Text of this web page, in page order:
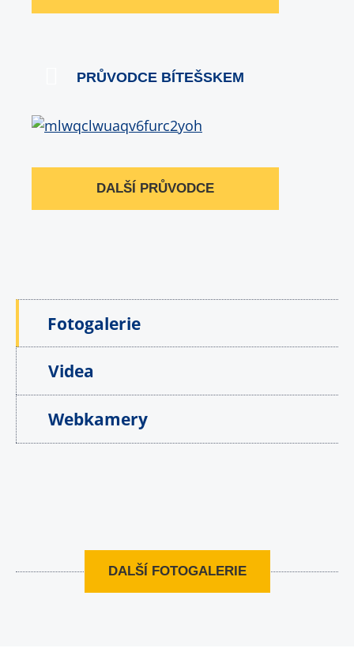
PRŮVODCE BÍTEŠSKEM
DALŠÍ PRŮVODCE
Fotogalerie
Videa
Webkamery
DALŠÍ FOTOGALERIE